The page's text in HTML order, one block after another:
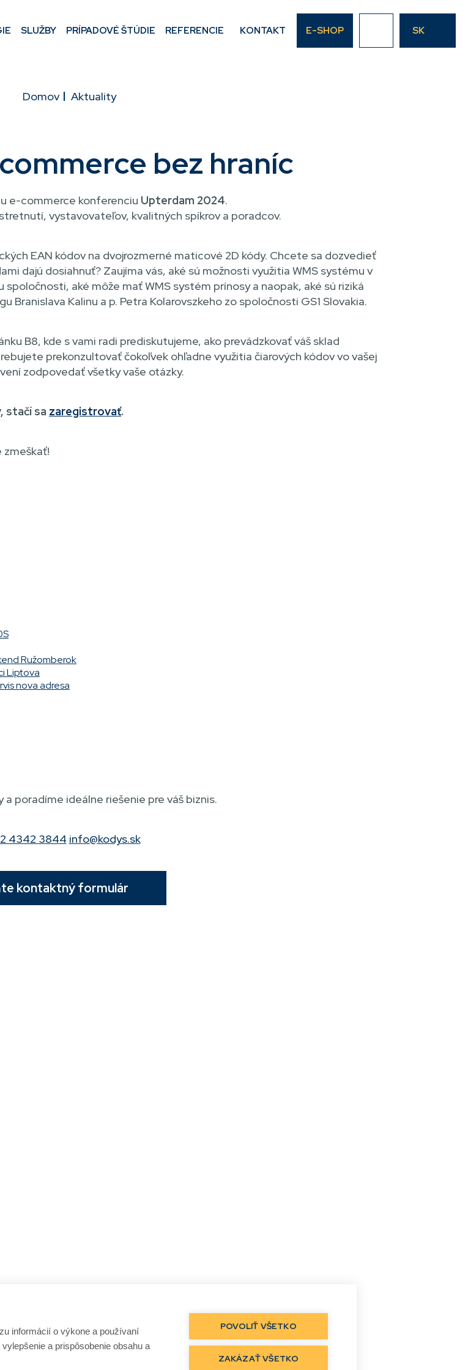
SLUŽBY PRÍPADOVÉ ŠTÚDIE REFERENCIE KONTAKT E-SHOP SK
Domov Aktuality
bez hraníc
e-commerce konferenciu Upterdam 2024.
vystavovateľov, kvalitných spíkrov a poradcov.
EAN kódov na dvojrozmerné maticové 2D kódy. Chcete sa dozvedieť
dajú dosiahnuť? Zaujíma vás, aké sú možnosti využitia WMS systému v
aké môže mať WMS systém prínosy a naopak, aké sú riziká
Branislava Kalinu a p. Petra Kolarovszkeho zo spoločnosti GS1 Slovakia.
B8, kde s vami radi prediskutujeme, ako prevádzkovať váš sklad
prekonzultovať čokoľvek ohľadne využitia čiarových kódov vo vašej
zodpovedať všetky vaše otázky.
stačí sa zaregistrovať.
Liptova
poradíme ideálne riešenie pre váš biznis.
2 4342 3844 info@kodys.sk
kontaktný formulár
informácií o výkone a používaní
a prispôsobenie obsahu a
POVOLIŤ VŠETKO
ZAKÁZAŤ VŠETKO